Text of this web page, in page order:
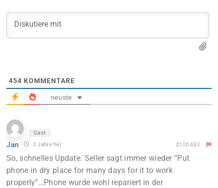
454 KOMMENTARE
neuste
Gast
Jan 2 Jahre her #100483
So, schnelles Update. Seller sagt immer wieder “Put
phone in dry place for many days for it to work
properly”…Phone wurde wohl repariert in der